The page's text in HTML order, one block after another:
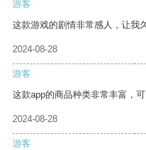
游客
这款游戏的剧情非常感人，让我
2024-08-28
游客
这款app的商品种类非常丰富，
2024-08-28
游客